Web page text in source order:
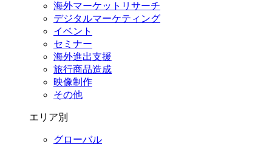
海外マーケットリサーチ
デジタルマーケティング
イベント
セミナー
海外進出支援
旅行商品造成
映像制作
その他
エリア別
グローバル